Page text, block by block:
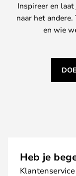
Inspireer en
naar het
en wie
Heb je